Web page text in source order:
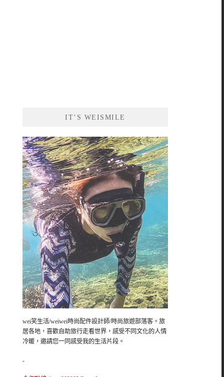
IT’S WEISMILE
wei笑生活/weiwei時尚配件設計師/時尚旅遊部落客。旅
居各地，喜歡自助旅行走看世界，感受不同文化的人情
冷暖，邀請您一同感受我的生活片段。
-